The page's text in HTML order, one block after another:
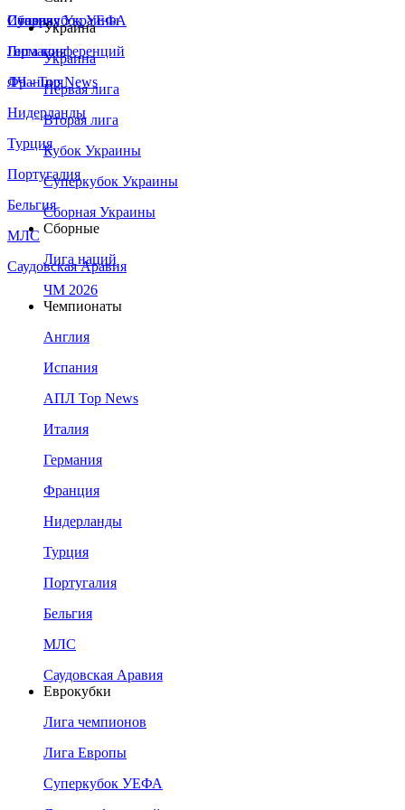
Сборная Украины
Италия
Германия
Франция
Нидерланды
Турция
Португалия
Бельгия
МЛС
Саудовская Аравия
Суперкубок УЕФА
Лига конференций
ЛЧ - Top News
Украина
Украина
Первая лига
Вторая лига
Кубок Украины
Суперкубок Украины
Сборная Украины
Сборные
Лига наций
ЧМ 2026
Чемпионаты
Англия
Испания
АПЛ Top News
Италия
Германия
Франция
Нидерланды
Турция
Португалия
Бельгия
МЛС
Саудовская Аравия
Еврокубки
Лига чемпионов
Лига Европы
Суперкубок УЕФА